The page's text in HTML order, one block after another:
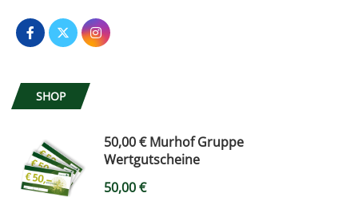
SHOP
50,00 € Murhof Gruppe
Wertgutscheine
50,00€